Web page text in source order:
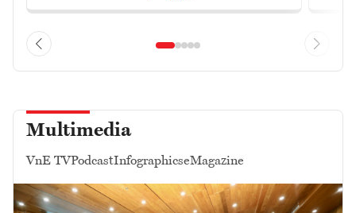
Multimedia
VnE TVPodcastInfographicseMagazine